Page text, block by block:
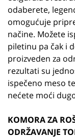
odaberete,
omogućuje
načine. Možete
piletinu pa čak i
proizveden za
rezultati su
ispečeno meso
nećete moći
KOMORA ZA
ODRŽAVANJE